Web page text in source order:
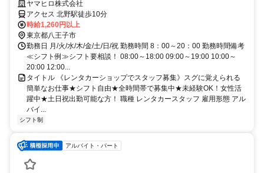
★シフト自由★全時間帯で募集中★未経験OK！女性活躍中★土日祝出勤
可能な方！
ヤマヒロ株式会社
アクセス 北野駅徒歩10分
時給1,260円以上
東京都八王子市
勤務日 月/火/水/木/金/土/日/祝 勤務時間 8：00～20：00 勤務時間備考
≪シフト例≫シフト要相談！ 08:00～18:00 09:00～19:00 10:00～
20:00 12:00...
タイトル 《レンタカーショップでスタッフ募集》スグに覚えられる
簡単なお仕事★シフト自由★全時間帯で募集中★未経験OK！女性活
躍中★土日祝出勤可能な方！ 職種 レンタカースタッフ 雇用形態 アル
バイ...
シフト制
アルバイト・パート